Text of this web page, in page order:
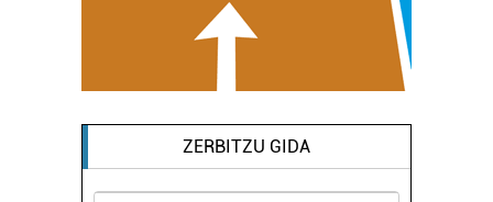
ZERBITZU GIDA